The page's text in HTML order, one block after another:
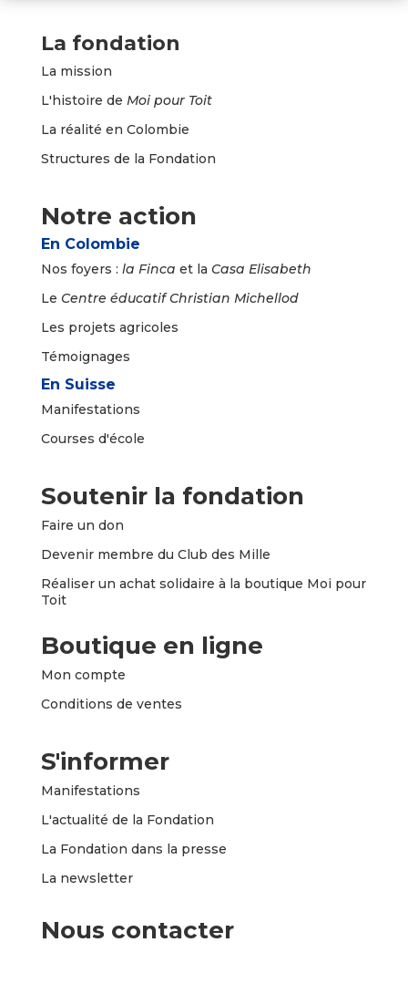
La fondation
La mission
L'histoire de Moi pour Toit
La réalité en Colombie
Structures de la Fondation
Notre action
En Colombie
Nos foyers : la Finca et la Casa Elisabeth
Le Centre éducatif Christian Michellod
Les projets agricoles
Témoignages
En Suisse
Manifestations
Courses d'école
Soutenir la fondation
Faire un don
Devenir membre du Club des Mille
Réaliser un achat solidaire à la boutique Moi pour
Toit
Boutique en ligne
Mon compte
Conditions de ventes
S'informer
Manifestations
L'actualité de la Fondation
La Fondation dans la presse
La newsletter
Nous contacter